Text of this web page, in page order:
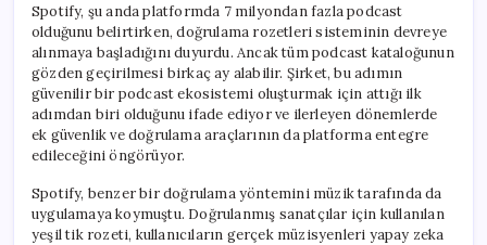
Spotify, şu anda platformda 7 milyondan fazla podcast
olduğunu belirtirken, doğrulama rozetleri sisteminin devreye
alınmaya başladığını duyurdu. Ancak tüm podcast kataloğunun
gözden geçirilmesi birkaç ay alabilir. Şirket, bu adımın
güvenilir bir podcast ekosistemi oluşturmak için attığı ilk
adımdan biri olduğunu ifade ediyor ve ilerleyen dönemlerde
ek güvenlik ve doğrulama araçlarının da platforma entegre
edileceğini öngörüyor.
Spotify, benzer bir doğrulama yöntemini müzik tarafında da
uygulamaya koymuştu. Doğrulanmış sanatçılar için kullanılan
yeşil tik rozeti, kullanıcıların gerçek müzisyenleri yapay zeka